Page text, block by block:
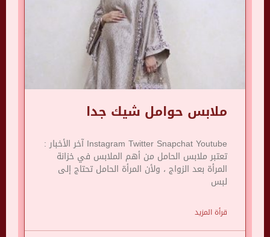
ملابس حوامل شيك جدا
Instagram Twitter Snapchat Youtube آخر الأخبار :
تعتبر ملابس الحامل من أهم الملابس في خزانة
المرأة بعد الزواج ، ولأن المرأة الحامل تحتاج إلى
لبس
قرأة المزيد